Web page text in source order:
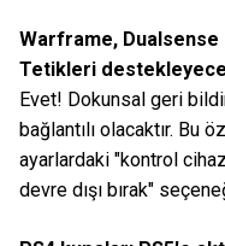
Warframe, Dualsense
Tetikleri
Evet! Dokunsal geri
bağlantılı olacaktır. Bu
ayarlardaki "kontrol
devre dışı bırak"